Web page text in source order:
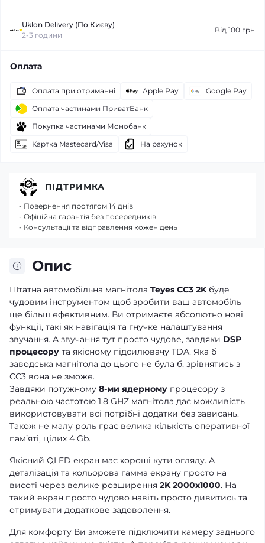
Uklon Delivery (По Києву)
2-3 години
Від 100 грн
Оплата
Оплата при отриманні Apple Pay
Google Pay
Оплата частинами ПриватБанк
Покупка частинами Монобанк
Картка Mastecard/Visa
На рахунок
Опис
Штатна автомобільна магнітола Teyes CC3 2Kбуде
чудовим інструментом щоб зробити ваш автомобіль
ще більш ефективним. Ви отримаєте абсолютно нові
функції, такі як навігація та гнучке налаштування
звучання. А звучання тут просто чудове, завдяки DSP
процесору та якісному підсилювачу TDA. Яка б
заводська магнітола до цього не була б, зрівнятись з
CC3 вона не зможе.
Завдяки потужному 8-ми ядерному процесору з
реальною частотою 1.8 GHZ магнітола дає можливість
використовувати всі потрібні додатки без зависань.
Також не малу роль грає велика кількість оперативної
памʼяті, цілих 4 Gb.
Якісний QLED екран має хороші кути огляду. А
деталізація та кольорова гамма екрану просто на
висоті через велике розширення 2K 2000x1000. На
такий екран просто чудово навіть просто дивитись та
отримувати додаткове задоволення.
Для комфорту Ви зможете підключити камеру заднього
ПІДТРИМКА
- Повернення протягом 14 днів
- Офіційна гарантія без посередників
- Консультації та відправлення кожен день